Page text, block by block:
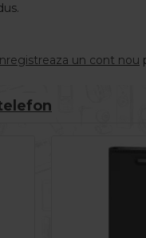
un cont nou